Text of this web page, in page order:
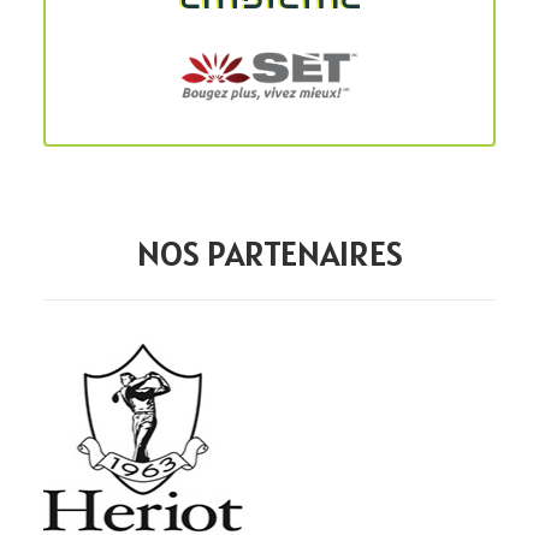
NOS PARTENAIRES